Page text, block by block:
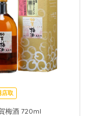
店取
梅酒 720ml